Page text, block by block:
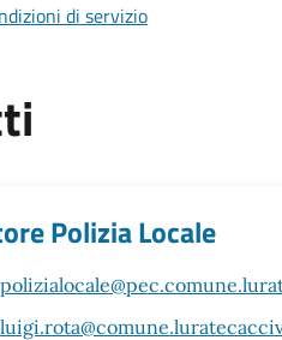
di servizio
Polizia Locale